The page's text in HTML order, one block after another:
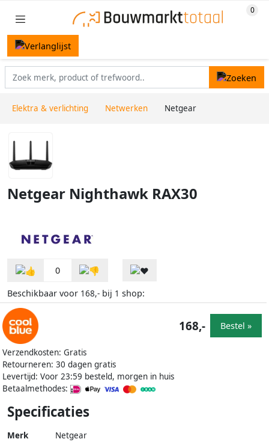
Elektra & verlichting Netwerken Netgear
Netgear Nighthawk RAX30
0
Beschikbaar voor 168,- bij 1 shop:
Verzendkosten: Gratis
Retourneren: 30 dagen gratis
Levertijd: Voor 23:59 besteld, morgen in huis
Betaalmethodes:
168,- Bestel »
Specificaties
Merk Netgear